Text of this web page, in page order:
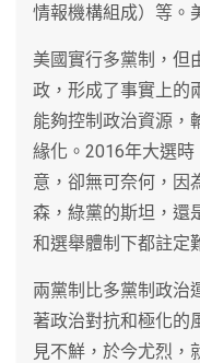
情報機構組成）等。
美國實行多黨制，但
政，形成了事實上的
能夠控制政治資源，
緣化。2016年大選
意，卻無可奈何，因
森，綠黨的斯坦，還
和選舉體制下都註定
兩黨制比多黨制政治
著政治對抗和極化的
見不鮮，於今尤烈，